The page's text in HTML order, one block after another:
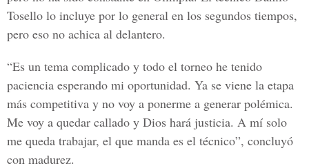
Tosello lo incluye por lo general en los segundos tiempos,
pero eso no achica al delantero.
“Es un tema complicado y todo el torneo he tenido
paciencia esperando mi oportunidad. Ya se viene la etapa
más competitiva y no voy a ponerme a generar polémica.
Me voy a quedar callado y Dios hará justicia. A mí solo
me queda trabajar, el que manda es el técnico”, concluyó
con madurez.